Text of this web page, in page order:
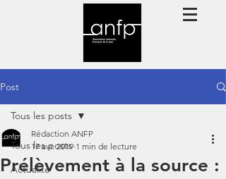
Post
Tous les posts
Actualité
Tous les posts
Prélèvement à la source :
Rédaction ANFP
17 avr. 2019 1 min de lecture